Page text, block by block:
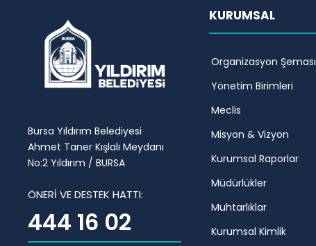
Bursa Yıldırım Belediyesi
Ahmet Taner Kışlalı Meydanı
No:2 Yıldırım / BURSA
ÖNERİ VE DESTEK HATTI:
444 16 02
KURUMSAL
Organizasyon Şeması
Yönetim Birimleri
Meclis
Misyon & Vizyon
Kurumsal Raporlar
Müdürlükler
Muhtarlıklar
Kurumsal Kimlik